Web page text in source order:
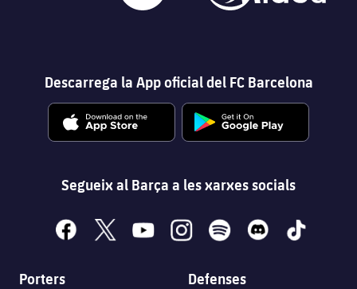
Descarrega la App oficial del FC Barcelona
Segueix al Barça a les xarxes socials
facebook
x youtubeinstagramspotify discord tiktok
Porters Defenses